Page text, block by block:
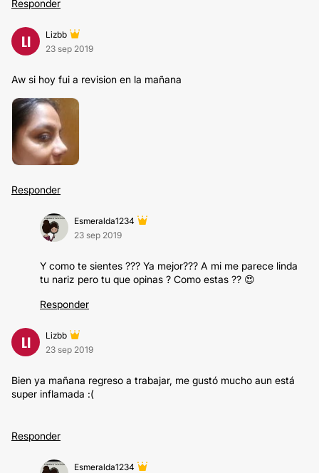
Responder
LI
Lizbb
23 sep 2019
Aw si hoy fui a revision en la mañana
Responder
Esmeralda1234
23 sep 2019
Y como te sientes ??? Ya mejor??? A mi me parece linda
tu nariz pero tu que opinas ? Como estas ?? 😍
Responder
LI
Lizbb
23 sep 2019
Bien ya mañana regreso a trabajar, me gustó mucho aun está
super inflamada :(
Responder
Esmeralda1234